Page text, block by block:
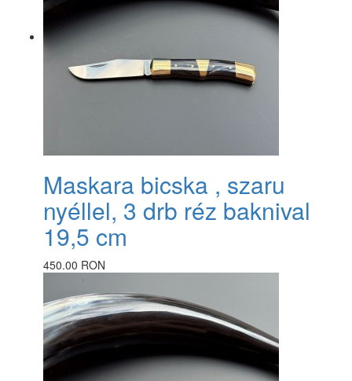
Maskara bicska , szaru
nyéllel, 3 drb réz baknival
19,5 cm
450.00 RON